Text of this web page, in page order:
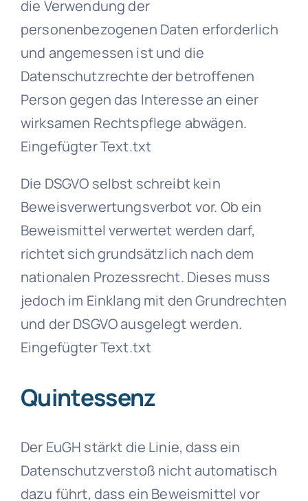
die Verwendung der
personenbezogenen Daten erforderlich
und angemessen ist und die
Datenschutzrechte der betroffenen
Person gegen das Interesse an einer
wirksamen Rechtspflege abwägen.
Eingefügter Text.txt
Die DSGVO selbst schreibt kein
Beweisverwertungsverbot vor. Ob ein
Beweismittel verwertet werden darf,
richtet sich grundsätzlich nach dem
nationalen Prozessrecht. Dieses muss
jedoch im Einklang mit den Grundrechten
und der DSGVO ausgelegt werden.
Eingefügter Text.txt
Quintessenz
Der EuGH stärkt die Linie, dass ein
Datenschutzverstoß nicht automatisch
dazu führt, dass ein Beweismittel vor